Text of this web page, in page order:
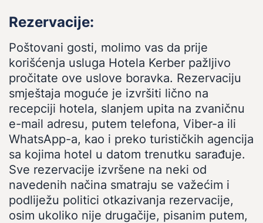
Rezervacije:
Poštovani gosti, molimo vas da prije
korišćenja usluga Hotela Kerber pažljivo
pročitate ove uslove boravka. Rezervaciju
smještaja moguće je izvršiti lično na
recepciji hotela, slanjem upita na zvaničnu
e-mail adresu, putem telefona, Viber-a ili
WhatsApp-a, kao i preko turističkih agencija
sa kojima hotel u datom trenutku sarađuje.
Sve rezervacije izvršene na neki od
navedenih načina smatraju se važećim i
podliježu politici otkazivanja rezervacije,
osim ukoliko nije drugačije, pisanim putem,